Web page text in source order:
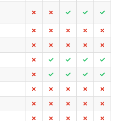
✗ ✗ ✓ ✓ ✓
✗ ✗ ✗ ✗
✗
✗ ✗ ✗ ✗
✗
✗ ✓ ✓ ✓
✓
✗ ✓ ✓ ✓
✓
✗ ✗ ✗ ✗
✗
✗ ✗ ✗ ✗
✗
✗ ✗ ✗ ✗
✗